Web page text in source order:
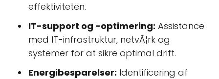
effektiviteten.
IT-support og -optimering: Assistance
med IT-infrastruktur, netvÃ¦rk og
systemer for at sikre optimal drift.
Energibesparelser: Identificering af